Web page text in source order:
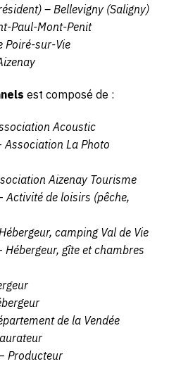
– Bellevigny (Saligny)
Paul-Mont-Penit
Poiré-sur-Vie
est composé de :
Acoustic
Association La Photo
Aizenay Tourisme
Activité de loisirs (pêche,
camping Val de Vie
Hébergeur, gîte et chambres
de la Vendée
Producteur